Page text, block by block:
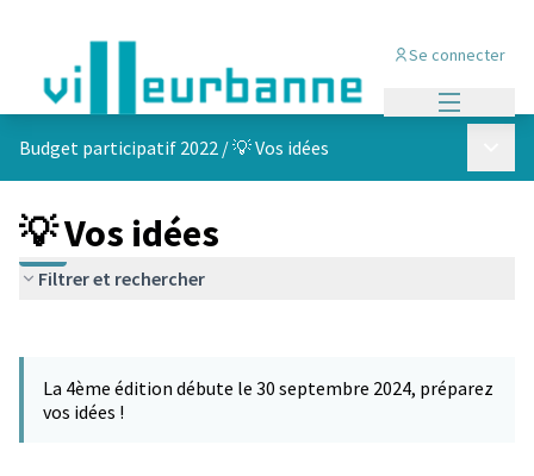
Se connecter
Budget participatif 2022 /💡 Vos idées
💡 Vos idées
Filtrer et rechercher
−
La 4ème édition débute le 30 septembre 2024, préparez
vos idées !